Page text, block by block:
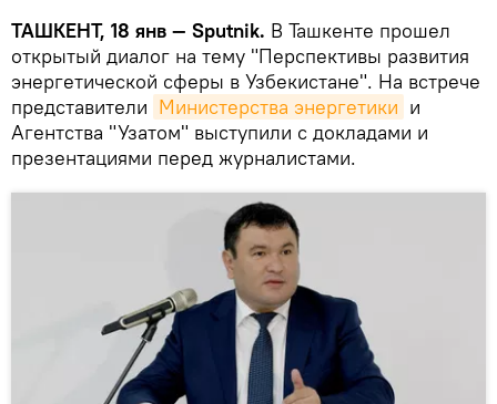
ТАШКЕНТ, 18 янв — Sputnik. В Ташкенте прошел
открытый диалог на тему "Перспективы развития
энергетической сферы в Узбекистане". На встрече
представители Министерства энергетики и
Агентства "Узатом" выступили с докладами и
презентациями перед журналистами.